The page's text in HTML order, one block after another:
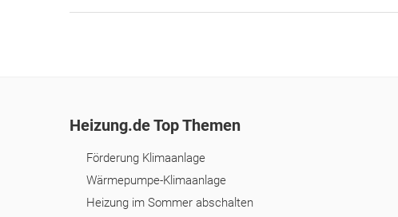
Heizung.de Top Themen
Förderung Klimaanlage
Wärmepumpe-Klimaanlage
Heizung im Sommer abschalten